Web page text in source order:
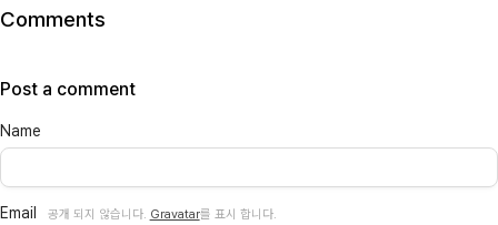
Comments
Post a comment
Name
Email 공개 되지 않습니다. Gravatar를 표시 합니다.